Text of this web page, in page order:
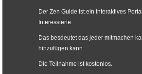
Der Zen Guide ist ein interaktives
Interessierte.
Das besdeutet das jeder mitmachen
hinzufügen kann.
Die Teilnahme ist kostenlos.